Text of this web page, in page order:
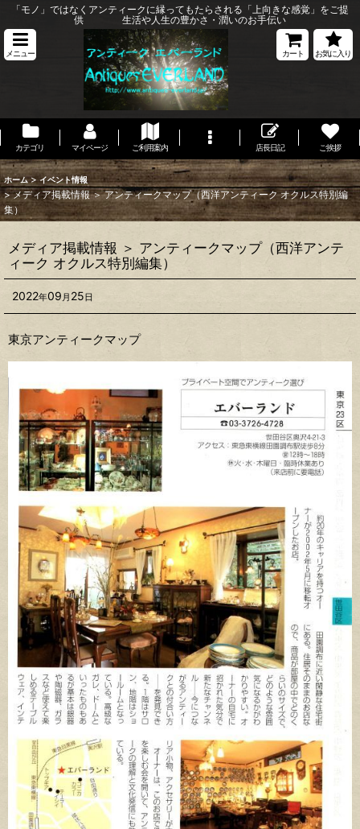
「モノ」ではなくアンティークに縁ってもたらされる「上向きな感覚」をご提
供 生活や人生の豊かさ・潤いのお手伝い
メニュー カート お気に入り
カテゴリ マイページ ご利用案内 店長日記 ご挨拶
ホーム > イベント情報
> メディア掲載情報 ＞ アンティークマップ（西洋アンティーク オクルス特別編
集）
メディア掲載情報 ＞ アンティークマップ（西洋アンテ
ィーク オクルス特別編集）
2022年09 月 25日
東京アンティークマップ